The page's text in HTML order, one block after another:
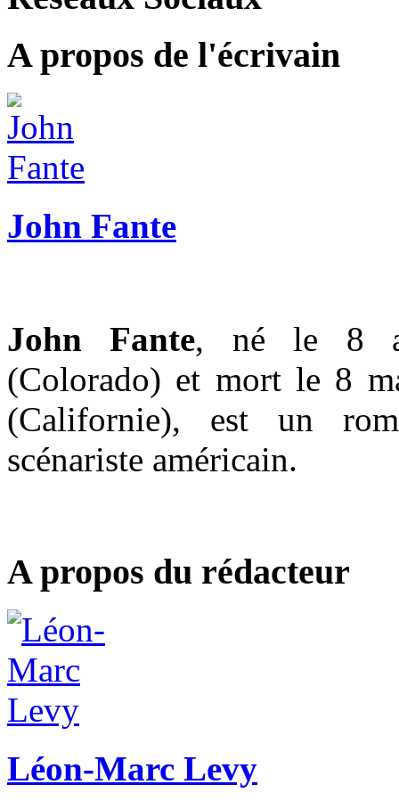
A propos de l'écrivain
John Fante
John Fante, né le 8
(Colorado) et mort le 8
(Californie), est un
scénariste américain.
A propos du rédacteur
Léon-Marc Levy